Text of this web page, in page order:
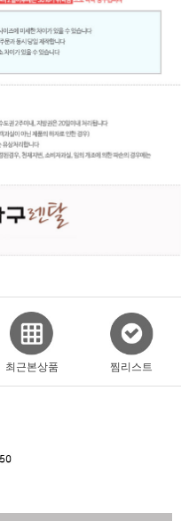
최근본상품 찜리스트